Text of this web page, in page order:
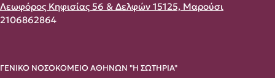
Λεωφόρος Κηφισίας 56 & Δελφών 15125, Μαρούσι
2106862864
ΓΕΝΙΚΟ ΝΟΣΟΚΟΜΕΙΟ ΑΘΗΝΩΝ "Η ΣΩΤΗΡΙΑ"